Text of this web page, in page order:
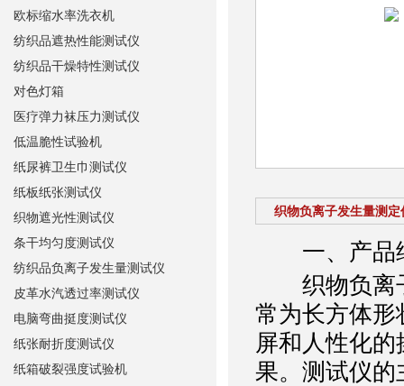
织物负离子发生量测定
一、产品
织物负离子
常为长方体形
屏和人性化
果。测试仪的
欧标缩水率洗衣机
纺织品遮热性能测试仪
纺织品干燥特性测试仪
对色灯箱
医疗弹力袜压力测试仪
低温脆性试验机
纸尿裤卫生巾测试仪
纸板纸张测试仪
织物遮光性测试仪
条干均匀度测试仪
纺织品负离子发生量测试仪
皮革水汽透过率测试仪
电脑弯曲挺度测试仪
纸张耐折度测试仪
纸箱破裂强度试验机